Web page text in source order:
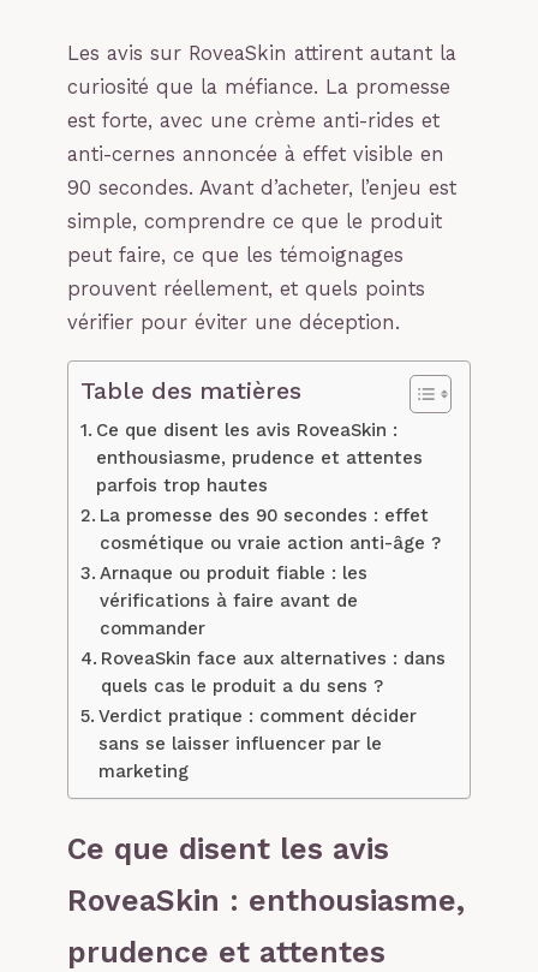
Les avis sur RoveaSkin attirent autant la
curiosité que la méfiance. La promesse
est forte, avec une crème anti-rides et
anti-cernes annoncée à effet visible en
90 secondes. Avant d’acheter, l’enjeu est
simple, comprendre ce que le produit
peut faire, ce que les témoignages
prouvent réellement, et quels points
vérifier pour éviter une déception.
Table des matières
Ce que disent les avis RoveaSkin :
enthousiasme, prudence et attentes
parfois trop hautes
La promesse des 90 secondes : effet
cosmétique ou vraie action anti-âge ?
Arnaque ou produit fiable : les
vérifications à faire avant de
commander
RoveaSkin face aux alternatives : dans
quels cas le produit a du sens ?
Verdict pratique : comment décider
sans se laisser influencer par le
marketing
Ce que disent les avis
RoveaSkin : enthousiasme,
prudence et attentes